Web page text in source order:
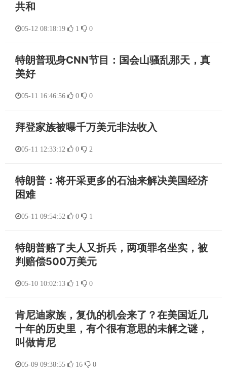
共和
05-12 08:18:19 1 0
特朗普现身CNN节目：国会山骚乱那天，真
美好
05-11 16:46:56 0 0
拜登家族被曝千万美元非法收入
05-11 12:33:12 0 2
特朗普：将开采更多的石油来解决美国经济
困难
05-11 09:54:52 0 1
特朗普赔了夫人又折兵，两项罪名坐实，被
判赔偿500万美元
05-10 10:02:13 1 0
肯尼迪家族，复仇的机会来了？在美国近几
十年的历史里，有个很有意思的未解之谜，
叫做肯尼
05-09 09:38:55 16 0